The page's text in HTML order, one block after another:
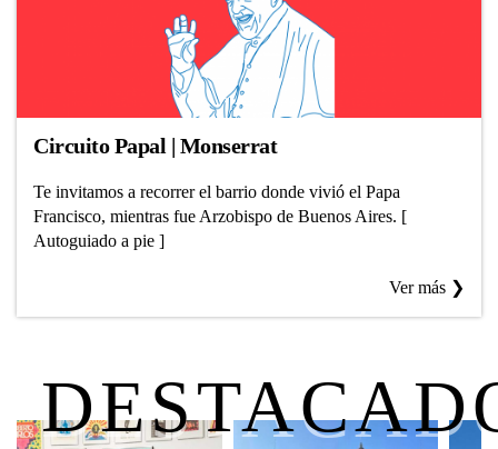
Circuito Papal | Monserrat
Te invitamos a recorrer el barrio donde vivió el Papa
Francisco, mientras fue Arzobispo de Buenos Aires. [
Autoguiado a pie ]
Ver más ❯